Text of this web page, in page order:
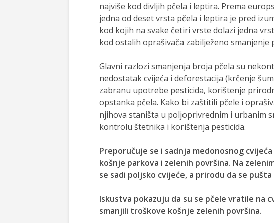
najviše kod divljih pčela i leptira. Prema
jedna od deset vrsta pčela i leptira je pred
kod kojih na svake četiri vrste dolazi jedna
kod ostalih oprašivača zabilježeno
Glavni razlozi smanjenja broja pčela su
nedostatak cvijeća i deforestacija (krčenje
zabranu upotrebe pesticida, korištenje
opstanka pčela. Kako bi zaštitili pčele i
njihova staništa u poljoprivrednim i urbanim
kontrolu štetnika i korištenja pesticida.
Preporučuje se i sadnja medonosnog
košnje parkova i zelenih površina. Na
se sadi poljsko cvijeće, a prirodu da se
Iskustva pokazuju da su se pčele vratile na
smanjili troškove košnje zelenih površina.